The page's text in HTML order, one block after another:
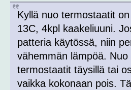
Kyllä nuo termostaatit
13C, 4kpl kaakeliuuni.
patteria käytössä, niin
vähemmän lämpöä.
termostaatit täysillä tai
vaikka kokonaan pois.